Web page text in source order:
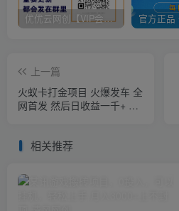
优优云网创【VIP会员专属交流群】
上一篇
火蚁卡打金项目 火爆发车 全
网首发 然后日收益一千+ 单
相关推荐